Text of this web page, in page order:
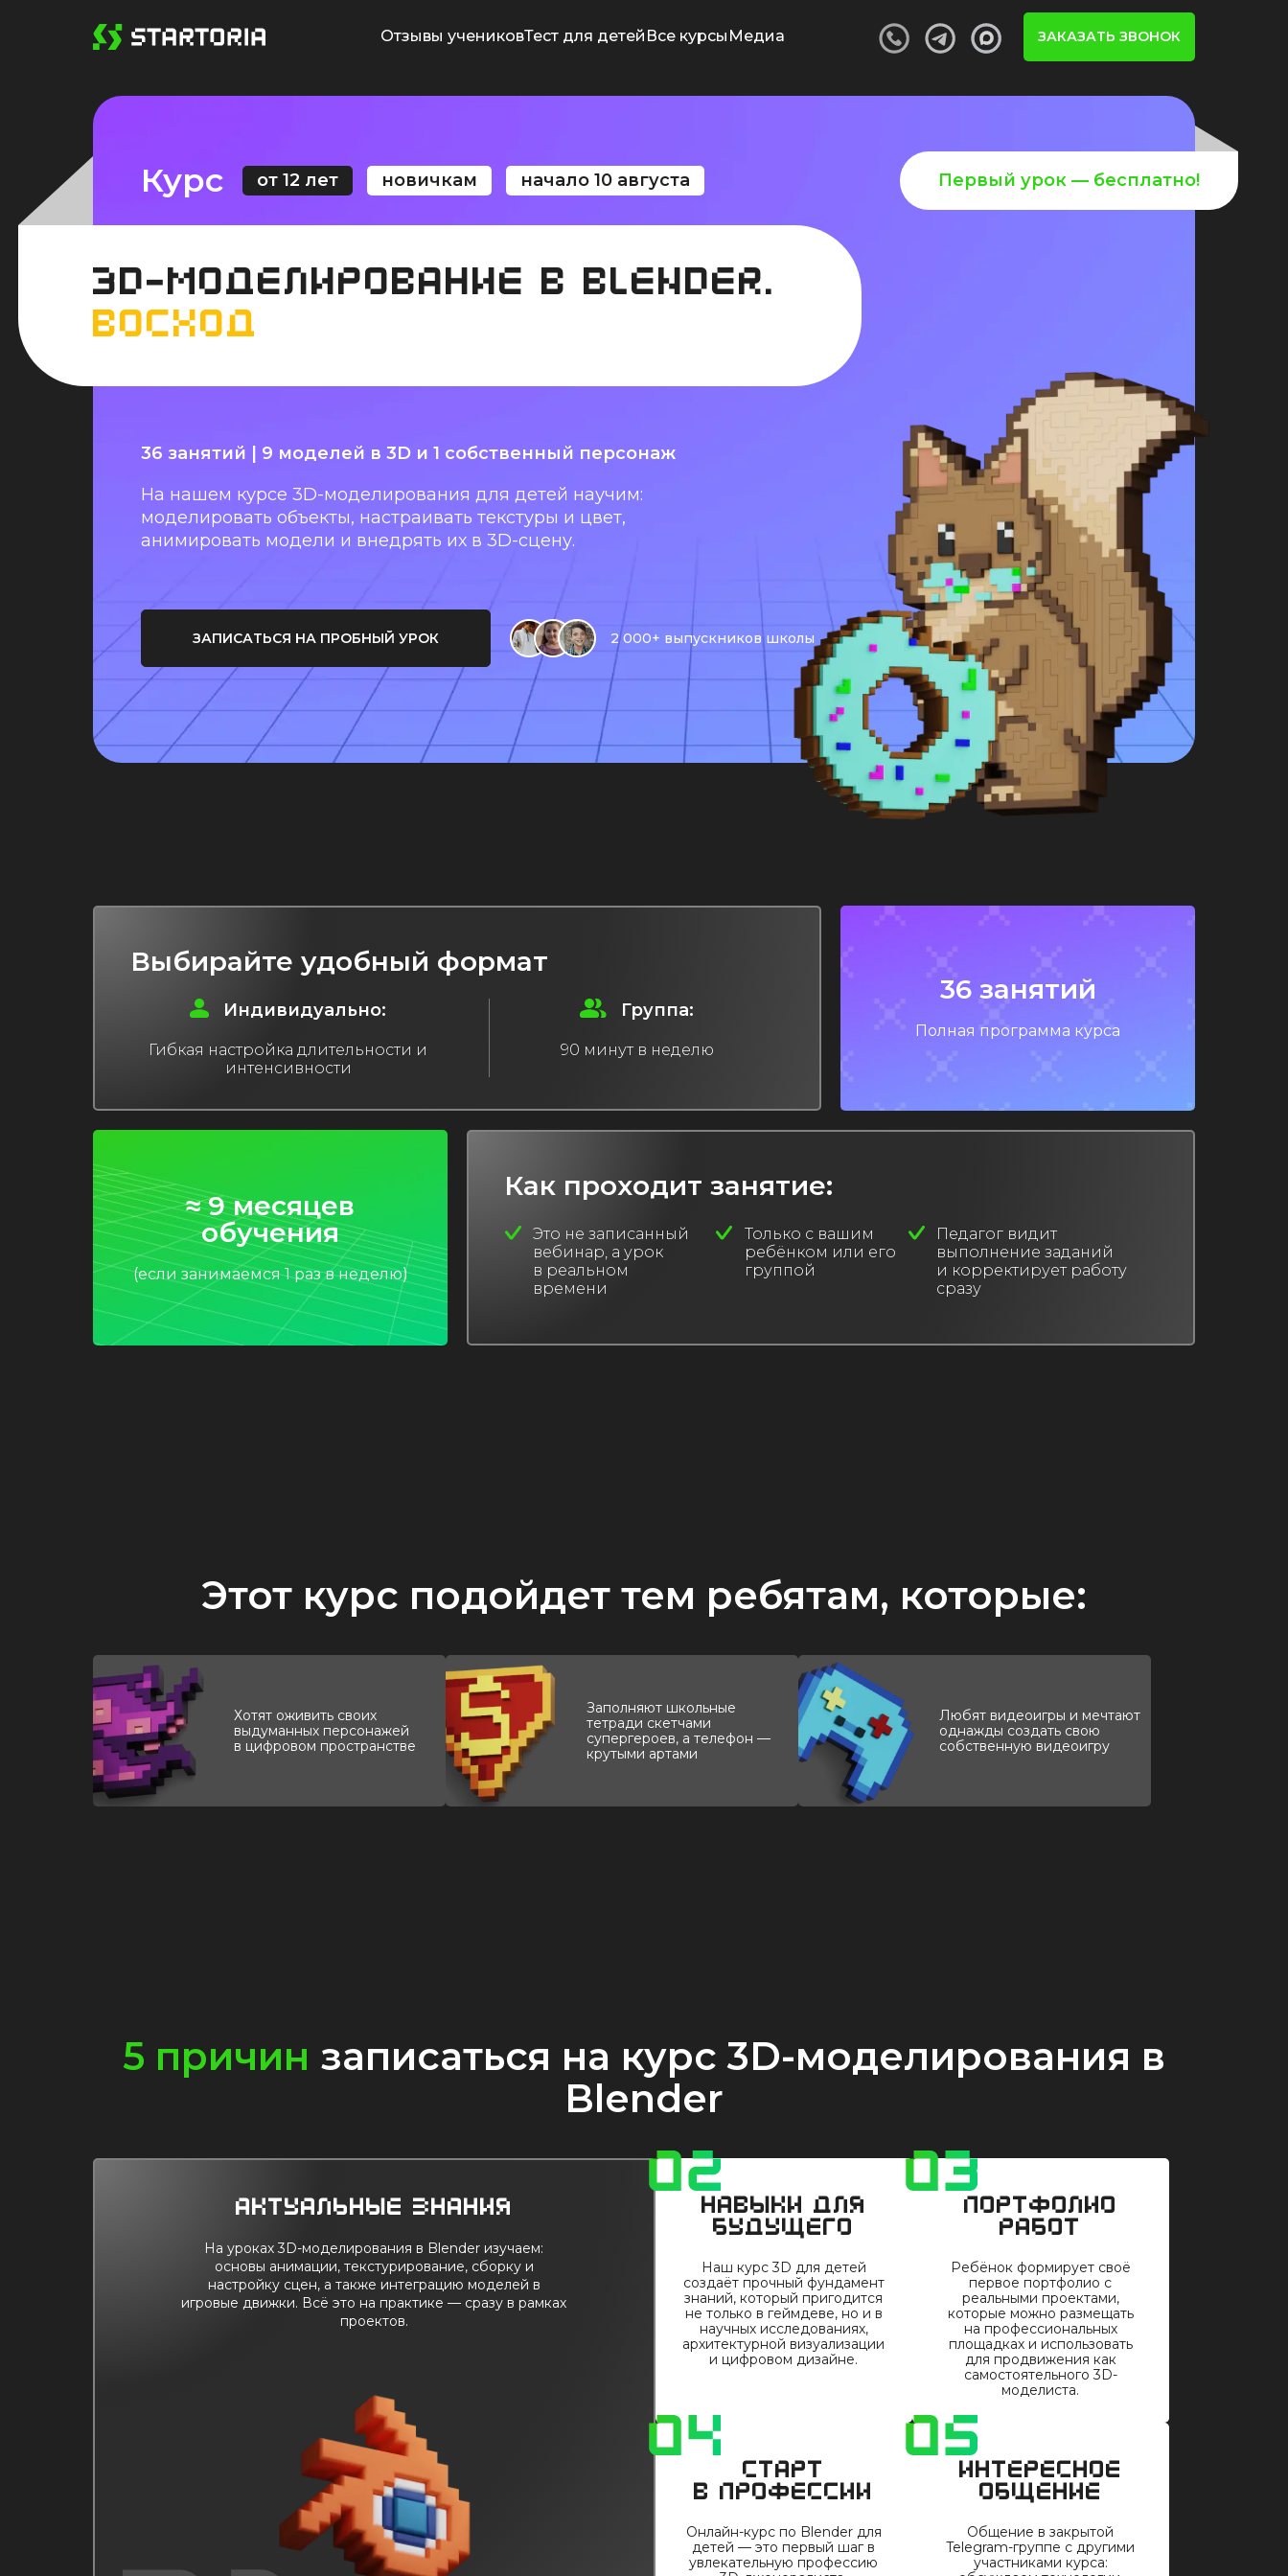
Отзывы учениковТест для детей Все курсы Медиа ЗАКАЗАТЬ ЗВОНОК
Курс от 12 лет новичкам начало 10 августа
3D-МОДЕЛИРОВАНИЕ В BLENDER.
ВОСХОД
36 занятий | 9 моделей в 3D и 1 собственный персонаж
На нашем курсе 3D-моделирования для детей научим:
моделировать объекты, настраивать текстуры и цвет,
анимировать модели и внедрять их в 3D-сцену.
ЗАПИСАТЬСЯ НА ПРОБНЫЙ УРОК 2 000+ выпускников школы
Первый урок — бесплатно!
Выбирайте удобный формат
Индивидуально:
Гибкая настройка длительности и
интенсивности
Группа:
90 минут в неделю
36 занятий
Полная программа курса
≈ 9 месяцев
обучения
(если занимаемся 1 раз в неделю)
Как проходит занятие:
Это не записанный
вебинар, а урок
в реальном
времени
Только с вашим
ребёнком или его
группой
Педагог видит
выполнение заданий
и корректирует работу
сразу
Этот курс подойдет тем ребятам, которые:
Хотят оживить своих
выдуманных персонажей
в цифровом пространстве
Заполняют школьные
тетради скетчами
супергероев, а телефон —
крутыми артами
Любят видеоигры и мечтают
однажды создать свою
собственную видеоигру
5 причин записаться на курс 3D-моделирования в
Blender
Актуальные знания
На уроках 3D-моделирования в Blender изучаем:
основы анимации, текстурирование, сборку и
настройку сцен, а также интеграцию моделей в
игровые движки. Всё это на практике — сразу в рамках
проектов.
Навыки для
будущего
Наш курс 3D для детей
создаёт прочный фундамент
знаний, который пригодится
не только в геймдеве, но и в
научных исследованиях,
архитектурной визуализации
и цифровом дизайне.
Портфолио
работ
Ребёнок формирует своё
первое портфолио с
реальными проектами,
которые можно размещать
на профессиональных
площадках и использовать
для продвижения как
самостоятельного 3D-
моделиста.
Старт
в профессии
Онлайн-курс по Blender для
детей — это первый шаг в
увлекательную профессию
Интересное
общение
Общение в закрытой
Telegram-группе с другими
участниками курса: